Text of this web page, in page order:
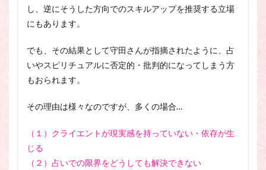
し、逆にそうした方向でのスキルアップを推奨する立場
にもあります。
でも、その結果として守田さんが指摘されたように、占
いやスピリチュアルに否定的・批判的になってしまう方
もおられます。
その理由は様々なのですが、多くの場合…
（１）クライエントが現実感を持っていない・依存が生
じる
（２）占いでの限界をどうしても解決できない